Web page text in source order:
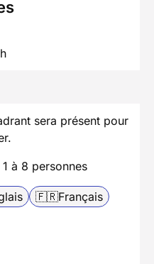
sera présent pour
à 8 personnes
🇫🇷Français